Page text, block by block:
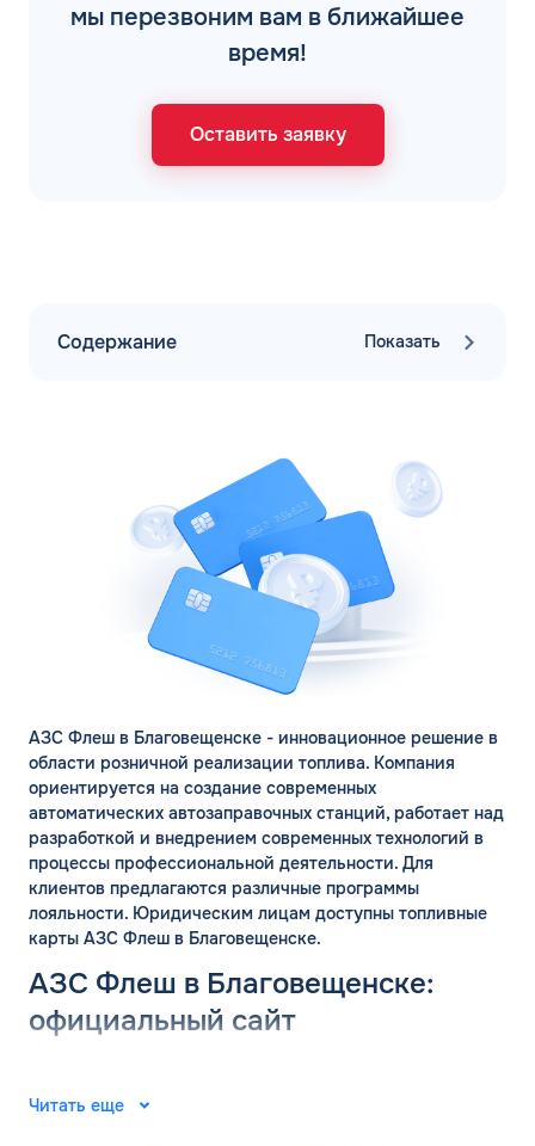
мы перезвоним вам в ближайшее
время!
Оставить заявку
Содержание Показать
АЗС Флеш в Благовещенске - инновационное решение в
области розничной реализации топлива. Компания
ориентируется на создание современных
автоматических автозаправочных станций, работает над
разработкой и внедрением современных технологий в
процессы профессиональной деятельности. Для
клиентов предлагаются различные программы
лояльности. Юридическим лицам доступны топливные
карты АЗС Флеш в Благовещенске.
АЗС Флеш в Благовещенске:
официальный сайт
2008 году. Специалисты разработали и внедрили
автоматические автозаправочные станции на
Читать еще